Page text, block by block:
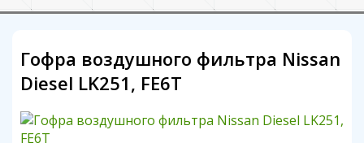
Гофра воздушного фильтра Nissan
Diesel LK251, FE6T